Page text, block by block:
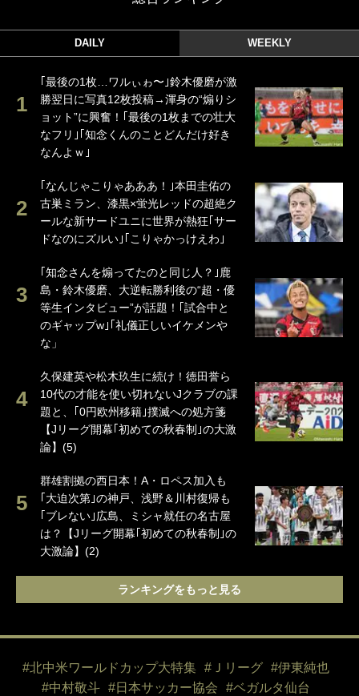
DAILY WEEKLY
｢最後の1枚…ワルぃゎ〜｣鈴木優磨が激
勝翌日に写真12枚投稿→渾身の“煽りシ
ョット”に興奮！｢最後の1枚までの壮大
なフリ｣｢知念くんのことどんだけ好き
なんよｗ｣
｢なんじゃこりゃあああ！｣本田圭佑の
古巣ミラン、漆黒×蛍光レッドの超絶ク
ールな新サードユニに世界が熱狂｢サー
ドなのにズルい｣｢こりゃかっけえわ｣
｢知念さんを煽ってたのと同じ人？｣鹿
島・鈴木優磨、大逆転勝利後の“超・優
等生インタビュー”が話題！｢試合中と
のギャップw｣｢礼儀正しいイケメンや
な」
久保建英や松木玖生に続け！徳田誉ら
10代の才能を使い切れないJクラブの課
題と、｢0円欧州移籍｣撲滅への処方箋
【Jリーグ開幕｢初めての秋春制｣の大激
論】(5)
群雄割拠の西日本！A・ロペス加入も
｢大迫次第｣の神戸、浅野＆川村復帰も
｢ブレない｣広島、ミシャ就任の名古屋
は？【Jリーグ開幕｢初めての秋春制｣の
大激論】(2)
ランキングをもっと見る
#北中米ワールドカップ大特集 #Ｊリーグ
#伊東純也
#中村敬斗
#日本サッカー協会
#ベガルタ仙台